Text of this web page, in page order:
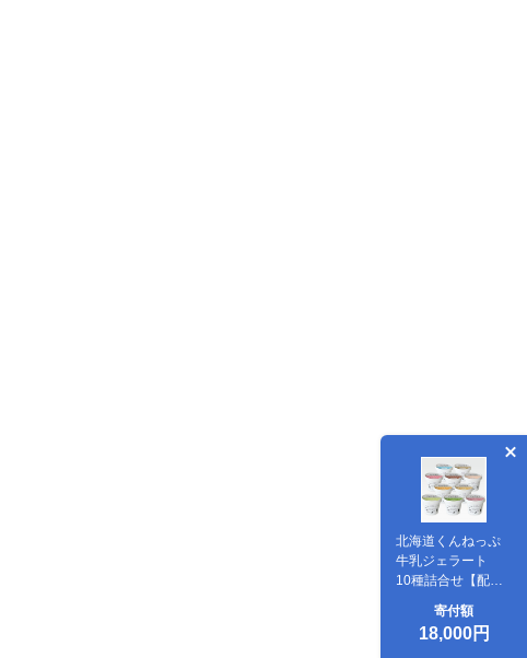
北海道くんねっぷ
牛乳ジェラート
10種詰合せ【配送
寄付額
18,000円